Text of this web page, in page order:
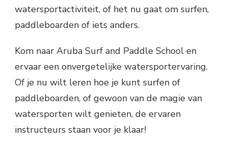
watersportactiviteit, of het nu gaat om surfen,
paddleboarden of iets anders.
Kom naar Aruba Surf and Paddle School en
ervaar een onvergetelijke watersportervaring.
Of je nu wilt leren hoe je kunt surfen of
paddleboarden, of gewoon van de magie van
watersporten wilt genieten, de ervaren
instructeurs staan ​​voor je klaar!